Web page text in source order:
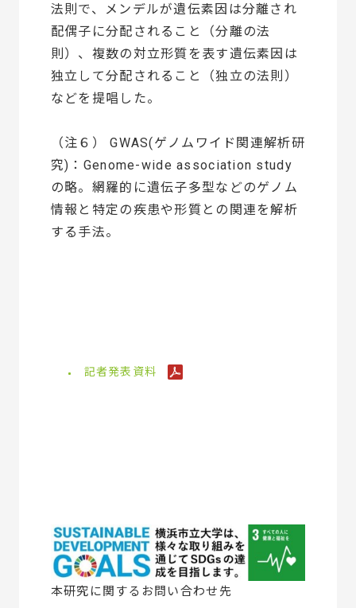
法則で、メンデルが遺伝素因は分離され
配偶子に分配されること（分離の法
則）、複数の対立形質を表す遺伝素因は
独立して分配されること（独立の法則）
などを提唱した。
（注６） GWAS(ゲノムワイド関連解析研
究)：Genome-wide association study
の略。網羅的に遺伝子多型などのゲノム
情報と特定の疾患や形質との関連を解析
する手法。
記者発表資料
本研究に関するお問い合わせ先